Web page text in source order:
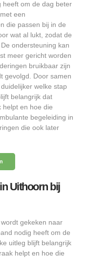
heeft om de dag beter
een
die passen bij in de
wat al lukt, zodat de
ondersteuning kan
meer gericht worden
bruikbaar zijn
gevolgd. Door samen
welke stap
belangrijk dat
helpt en hoe die
begeleiding in
die ook later
Uithoorn bij
gekeken naar
nodig heeft om de
uitleg blijft belangrijk
helpt en hoe die